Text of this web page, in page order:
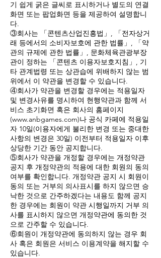
기 쉽게 굵은 글씨로 표시하거나 별도의 연결
화면 또는 팝업화면 등을 제공하여 설명합니
다.
③회사는 「콘텐츠산업진흥법」, 「전자상거
래 등에서의 소비자보호에 관한 법률」, 「약
관의 규제에 관한 법률」, 문화체육관광부장
관이 정하는 「콘텐츠 이용자보호지침」, 기
타 관계법령 또는 상관습에 위배하지 않는 범
위에서 이 약관을 변경할 수 있습니다.
④회사가 약관을 변경할 경우에는 적용일자
및 변경사유를 명시하여 현행약관과 함께 서
비스 초기화면 혹은 회사의 홈페이지
(www.anbgames.com)나 공식 카페에 적용일
자 10일(이용자에게 불리한 변경 또는 중대한
사항의 변경은 30일) 이전부터 적용일자 이후
상당한 기간 동안 공지합니다.
⑤회사가 약관을 개정할 경우에는 개정약관
공지 후 개정약관의 적용에 대한 회원의 동의
여부를 확인합니다. 개정약관 공지 시 회원이
동의 또는 거부의 의사표시를 하지 않으면 승
낙한 것으로 간주하겠다는 내용도 함께 공지
한 경우에는 회원이 약관 시행일까지 거부 의
사를 표시하지 않으면 개정약관에 동의한 것
으로 간주할 수 있습니다.
⑥회원이 개정약관에 동의하지 않는 경우 회
사 혹은 회원은 서비스 이용계약을 해지할 수
있습니다.